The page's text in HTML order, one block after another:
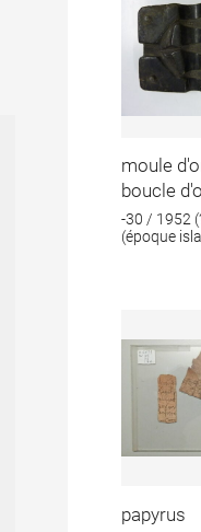
moule
boucle
-30 / 1952
(époque
papyrus